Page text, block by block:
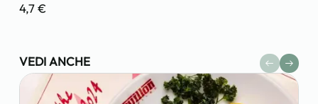
4,7 €
VEDI ANCHE